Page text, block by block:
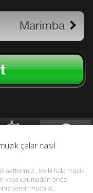
çalar nasıl
setlerimiz.. belki hala müzik
veya uyumadan önce
vardır mutlaka.